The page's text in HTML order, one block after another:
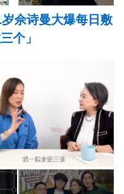
佘诗曼大爆每日敷
个」